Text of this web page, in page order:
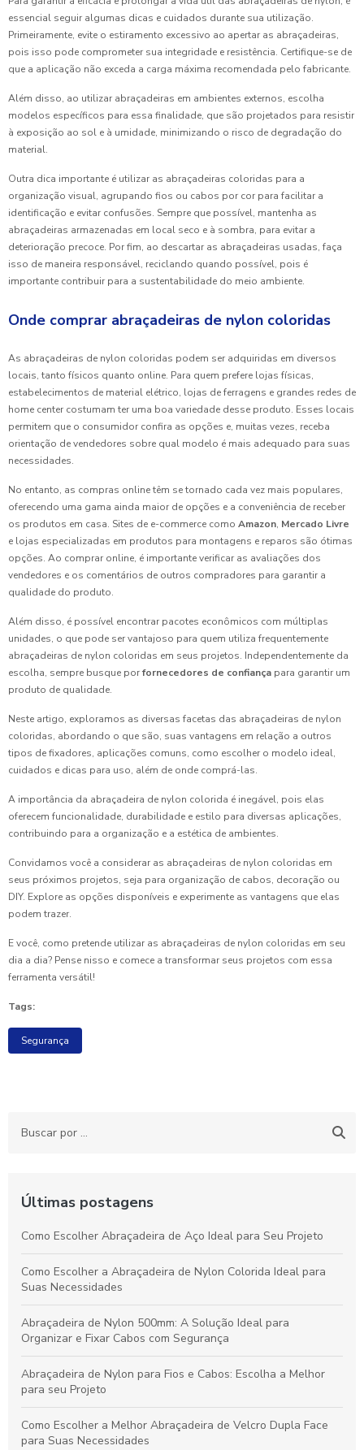
essencial seguir algumas dicas e cuidados durante sua utilização.
Primeiramente, evite o estiramento excessivo ao apertar as abraçadeiras,
pois isso pode comprometer sua integridade e resistência. Certifique-se de
que a aplicação não exceda a carga máxima recomendada pelo fabricante.
Além disso, ao utilizar abraçadeiras em ambientes externos, escolha
modelos específicos para essa finalidade, que são projetados para resistir
à exposição ao sol e à umidade, minimizando o risco de degradação do
material.
Outra dica importante é utilizar as abraçadeiras coloridas para a
organização visual, agrupando fios ou cabos por cor para facilitar a
identificação e evitar confusões. Sempre que possível, mantenha as
abraçadeiras armazenadas em local seco e à sombra, para evitar a
deterioração precoce. Por fim, ao descartar as abraçadeiras usadas, faça
isso de maneira responsável, reciclando quando possível, pois é
importante contribuir para a sustentabilidade do meio ambiente.
Onde comprar abraçadeiras de nylon coloridas
As abraçadeiras de nylon coloridas podem ser adquiridas em diversos
locais, tanto físicos quanto online. Para quem prefere lojas físicas,
estabelecimentos de material elétrico, lojas de ferragens e grandes redes de
home center costumam ter uma boa variedade desse produto. Esses locais
permitem que o consumidor confira as opções e, muitas vezes, receba
orientação de vendedores sobre qual modelo é mais adequado para suas
necessidades.
No entanto, as compras online têm se tornado cada vez mais populares,
oferecendo uma gama ainda maior de opções e a conveniência de receber
os produtos em casa. Sites de e-commerce como Amazon, Mercado Livre
e lojas especializadas em produtos para montagens e reparos são ótimas
opções. Ao comprar online, é importante verificar as avaliações dos
vendedores e os comentários de outros compradores para garantir a
qualidade do produto.
Além disso, é possível encontrar pacotes econômicos com múltiplas
unidades, o que pode ser vantajoso para quem utiliza frequentemente
abraçadeiras de nylon coloridas em seus projetos. Independentemente da
escolha, sempre busque porfornecedores de confiança para garantir um
produto de qualidade.
Neste artigo, exploramos as diversas facetas das abraçadeiras de nylon
coloridas, abordando o que são, suas vantagens em relação a outros
tipos de fixadores, aplicações comuns, como escolher o modelo ideal,
cuidados e dicas para uso, além de onde comprá-las.
A importância da abraçadeira de nylon colorida é inegável, pois elas
oferecem funcionalidade, durabilidade e estilo para diversas aplicações,
contribuindo para a organização e a estética de ambientes.
Convidamos você a considerar as abraçadeiras de nylon coloridas em
seus próximos projetos, seja para organização de cabos, decoração ou
DIY. Explore as opções disponíveis e experimente as vantagens que elas
podem trazer.
E você, como pretende utilizar as abraçadeiras de nylon coloridas em seu
dia a dia? Pense nisso e comece a transformar seus projetos com essa
ferramenta versátil!
Tags:
Segurança
Últimas postagens
Como Escolher Abraçadeira de Aço Ideal para Seu Projeto
Como Escolher a Abraçadeira de Nylon Colorida Ideal para
Suas Necessidades
Abraçadeira de Nylon 500mm: A Solução Ideal para
Organizar e Fixar Cabos com Segurança
Abraçadeira de Nylon para Fios e Cabos: Escolha a Melhor
para seu Projeto
Como Escolher a Melhor Abraçadeira de Velcro Dupla Face
para Suas Necessidades